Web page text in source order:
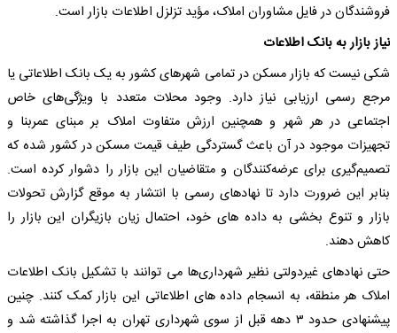
فروشندگان در فایل مشاوران املاک، مؤید تزلزل اطلاعات بازار است.
نیاز بازار به بانک اطلاعات
شکی نیست که بازار مسکن در تمامی شهرهای کشور به یک بانک اطلاعاتی یا
مرجع رسمی ارزیابی نیاز دارد. وجود محلات متعدد با ویژگی‌های خاص
اجتماعی در هر شهر و همچنین ارزش متفاوت املاک بر مبنای عمربنا و
تجهیزات موجود در آن باعث گستردگی طیف قیمت مسکن در کشور شده که
تصمیم‌گیری برای عرضه‌کنندگان و متقاضیان این بازار را دشوار کرده است.
بنابر این ضرورت دارد تا نهادهای رسمی با انتشار به موقع گزارش تحولات
بازار و تنوع بخشی به داده های خود، احتمال زیان بازیگران این بازار را
کاهش دهند.
حتی نهادهای غیردولتی نظیر شهرداری‌ها می توانند با تشکیل بانک اطلاعات
املاک هر منطقه، به انسجام داده های اطلاعاتی این بازار کمک کنند. چنین
پیشنهادی حدود ۳ دهه قبل از سوی شهرداری تهران به اجرا گذاشته شد و